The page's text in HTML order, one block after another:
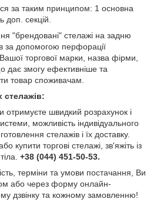
за таким принципом: 1 основна
доп. секцій.
"брендовані" стелажі на задню
за допомогою перфорації
торгової марки, назва фірми,
дає змогу ефективніше та
товар споживачам.
стелажів:
швидкий розрахунок і
можливість індивідуального
стелажів і їх доставку.
купити торгові стелажі, зв'яжіть із
+38 (044) 451-50-53.
терміни та умови постачання, Ви
або через форму онлайн-
дзвінку та кожному замовленню!